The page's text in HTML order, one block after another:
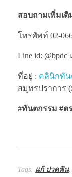
สอบถามเพิ่มเ
โทรศัพท์ 02-
Line id: @bpdc
ที่อยู่ : คลินิกทัน
สมุทรปราการ
#ทันตกรรม #ต
Tags: แก้ ปวดฟัน,